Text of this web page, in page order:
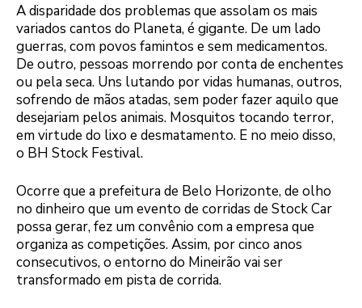
A disparidade dos problemas que assolam os mais
variados cantos do Planeta, é gigante. De um lado
guerras, com povos famintos e sem medicamentos.
De outro, pessoas morrendo por conta de enchentes
ou pela seca. Uns lutando por vidas humanas, outros,
sofrendo de mãos atadas, sem poder fazer aquilo que
desejariam pelos animais. Mosquitos tocando terror,
em virtude do lixo e desmatamento. E no meio disso,
o BH Stock Festival.
Ocorre que a prefeitura de Belo Horizonte, de olho
no dinheiro que um evento de corridas de Stock Car
possa gerar, fez um convênio com a empresa que
organiza as competições. Assim, por cinco anos
consecutivos, o entorno do Mineirão vai ser
transformado em pista de corrida.